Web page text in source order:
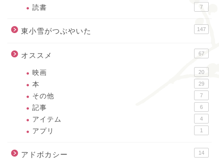
読書 7
東小雪がつぶやいた 147
オススメ 67
映画 20
本 29
その他 7
記事 6
アイテム 4
アプリ 1
アドボカシー 14